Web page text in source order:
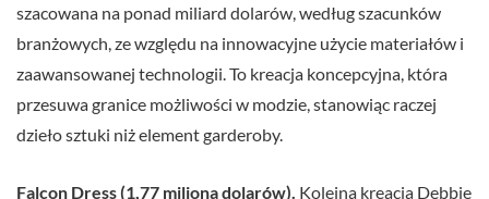
szacowana na ponad miliard dolarów, według szacunków
branżowych, ze względu na innowacyjne użycie materiałów i
zaawansowanej technologii. To kreacja koncepcyjna, która
przesuwa granice możliwości w modzie, stanowiąc raczej
dzieło sztuki niż element garderoby.
Falcon Dress (1,77 miliona dolarów). Kolejna kreacja Debbie